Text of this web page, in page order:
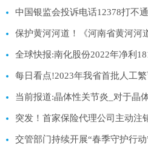
中国银监会投诉电话12378打不
保护黄河河道！《河南省黄河河
每日看点!2023年我省首批人工
当前报道:晶体性关节炎_对于晶
突发！首家保险代理公司主动注
交管部门持续开展“春季守护行动